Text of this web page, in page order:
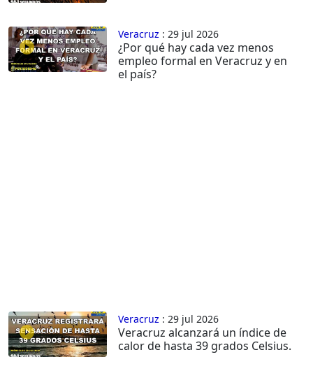
Veracruz : 29 jul 2026
¿Por qué hay cada vez menos
empleo formal en Veracruz y en
el país?
Veracruz : 29 jul 2026
Veracruz alcanzará un índice de
calor de hasta 39 grados Celsius.